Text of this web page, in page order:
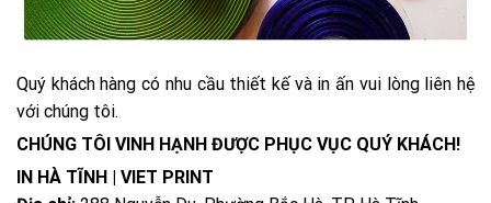
Quý khách hàng có nhu cầu thiết kế và in ấn vui lòng liên hệ
với chúng tôi.
CHÚNG TÔI VINH HẠNH ĐƯỢC PHỤC VỤC QUÝ KHÁCH!
IN HÀ TĨNH | VIET PRINT